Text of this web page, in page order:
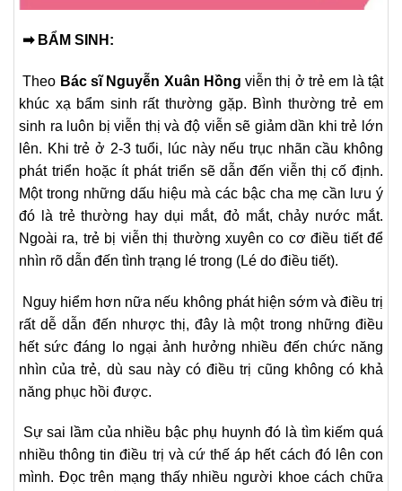
➡ BẨM SINH:
Theo Bác sĩ Nguyễn Xuân Hồng viễn thị ở trẻ em là tật
khúc xạ bẩm sinh rất thường gặp. Bình thường trẻ em
sinh ra luôn bị viễn thị và độ viễn sẽ giảm dần khi trẻ lớn
lên. Khi trẻ ở 2-3 tuổi, lúc này nếu trục nhãn cầu không
phát triển hoặc ít phát triển sẽ dẫn đến viễn thị cố định.
Một trong những dấu hiệu mà các bậc cha mẹ cần lưu ý
đó là trẻ thường hay dụi mắt, đỏ mắt, chảy nước mắt.
Ngoài ra, trẻ bị viễn thị thường xuyên co cơ điều tiết để
nhìn rõ dẫn đến tình trạng lé trong (Lé do điều tiết).
Nguy hiểm hơn nữa nếu không phát hiện sớm và điều trị
rất dễ dẫn đến nhược thị, đây là một trong những điều
hết sức đáng lo ngại ảnh hưởng nhiều đến chức năng
nhìn của trẻ, dù sau này có điều trị cũng không có khả
năng phục hồi được.
Sự sai lầm của nhiều bậc phụ huynh đó là tìm kiếm quá
nhiều thông tin điều trị và cứ thế áp hết cách đó lên con
mình. Đọc trên mạng thấy nhiều người khoe cách chữa